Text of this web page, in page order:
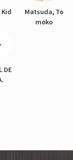
Matsuda, To
moko
DE